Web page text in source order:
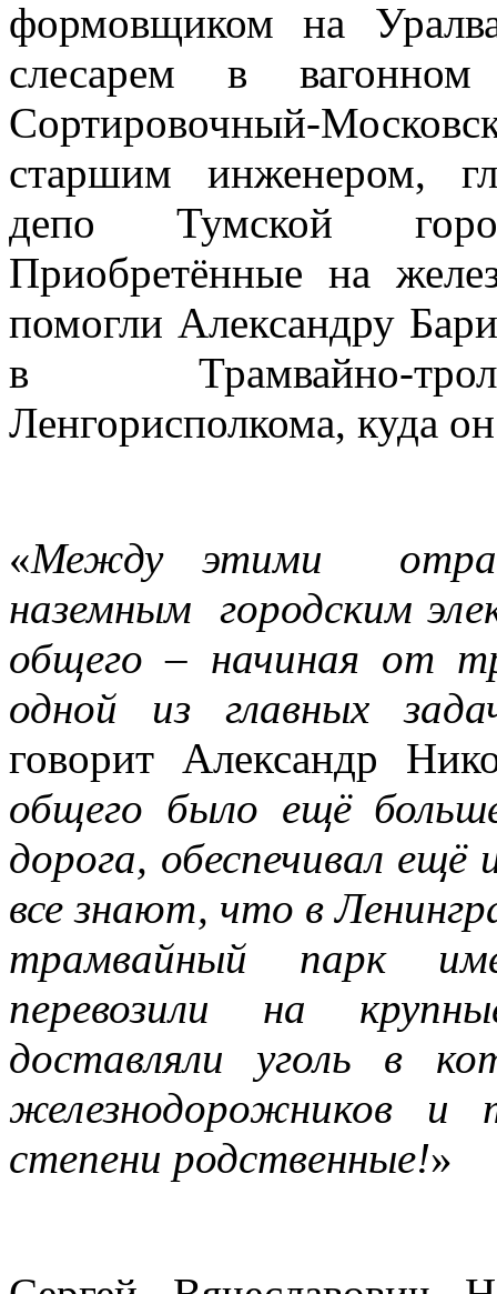
формовщиком на
слесарем в
Сортировочный-
старшим инженером,
депо Тумской
Приобретённые на
помогли Александру
в Трамвайно-
Ленгорисполкома, куда
«Между этими
наземным городским
общего – начиная от
одной из главных
говорит Александр
общего было ещё
дорога, обеспечивал ещё
все знают, что в
трамвайный парк
перевозили на
доставляли уголь в
железнодорожников
степени родственные!»